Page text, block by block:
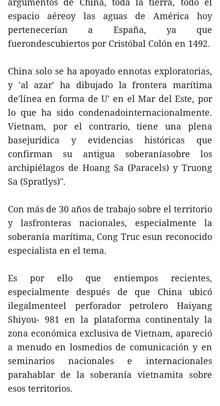
espacio aéreoy las aguas de América hoy
pertenecerían a España, ya que
fuerondescubiertos por Cristóbal Colón en 1492.
China solo se ha apoyado ennotas exploratorias,
y 'al azar' ha dibujado la frontera marítima
de'línea en forma de U' en el Mar del Este, por
lo que ha sido condenadointernacionalmente.
Vietnam, por el contrario, tiene una plena
basejurídica y evidencias históricas que
confirman su antigua soberaníasobre los
archipiélagos de Hoang Sa (Paracels) y Truong
Sa (Spratlys)".
Con más de 30 años de trabajo sobre el territorio
y lasfronteras nacionales, especialmente la
soberanía marítima, Cong Truc esun reconocido
especialista en el tema.
Es por ello que entiempos recientes,
especialmente después de que China ubicó
ilegalmenteel perforador petrolero Haiyang
Shiyou- 981 en la plataforma continentaly la
zona económica exclusiva de Vietnam, apareció
a menudo en losmedios de comunicación y en
seminarios nacionales e internacionales
parahablar de la soberanía vietnamita sobre
esos territorios.